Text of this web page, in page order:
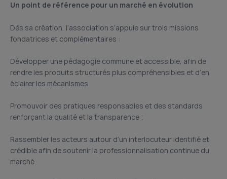
Un point de référence pour un marché en évolution
Dès sa création, l’association s’appuie sur trois missions
fondatrices et complémentaires :
Développer une pédagogie commune et accessible, afin de
rendre les produits structurés plus compréhensibles et d’en
éclairer les mécanismes.
Promouvoir des pratiques responsables et des standards
renforçant la qualité et la transparence ;
Rassembler les acteurs autour d’un interlocuteur identifié et
crédible afin de soutenir la professionnalisation continue du
marché.